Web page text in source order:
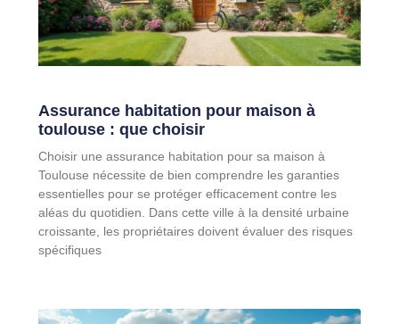
Assurance habitation pour maison à
toulouse : que choisir
Choisir une assurance habitation pour sa maison à
Toulouse nécessite de bien comprendre les garanties
essentielles pour se protéger efficacement contre les
aléas du quotidien. Dans cette ville à la densité urbaine
croissante, les propriétaires doivent évaluer des risques
spécifiques